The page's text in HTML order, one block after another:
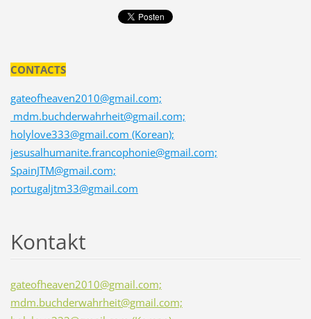
CONTACTS
gateofheaven2010@gmail.com;
mdm.buchderwahrheit@gmail.com;
holylove333@gmail.com (Korean);
jesusalhumanite.francophonie@gmail.com;
SpainJTM@gmail.com;
portugaljtm33@gmail.com
Kontakt
gateofheaven2010@gmail.com;
mdm.buchderwahrheit@gmail.com;